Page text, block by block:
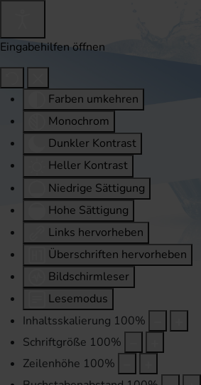
Eingabehilfen öffnen
Farben umkehren
Monochrom
Dunkler Kontrast
Heller Kontrast
Niedrige Sättigung
Hohe Sättigung
Links hervorheben
Überschriften hervorheben
Bildschirmleser
Lesemodus
Inhaltsskalierung 100%
Schriftgröße 100%
Zeilenhöhe 100%